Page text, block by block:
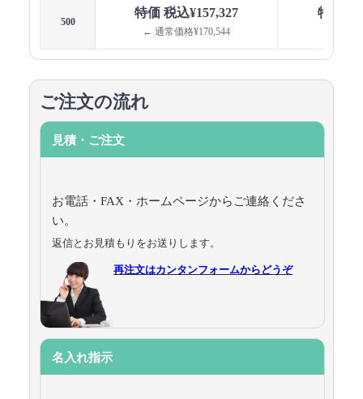
500
特価 税込¥157,327
← 通常価格¥170,544
特価 税
ご注文の流れ
見積・ご注文
お電話・FAX・ホームページからご連絡くださ
い。
返信とお見積もりをお送りします。
再注文はカンタンフォームからどうぞ
名入れ指示